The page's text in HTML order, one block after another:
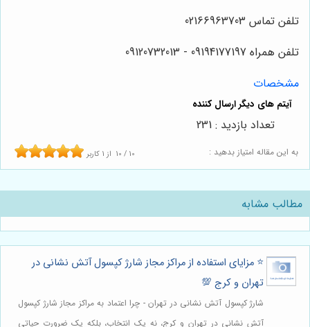
تلفن تماس 02166963703
تلفن همراه 09194177197 - 09120732013
مشخصات
به این مقاله امتیاز بدهید : 10 / 10 از1 کاربر
تعداد بازدید : 231
مطالب مشابه
⭐️ مزایای استفاده از مراکز مجاز شارژ کپسول آتش نشانی در
تهران و کرج 💯
شارژ کپسول آتش نشانی در تهران - چرا اعتماد به مراکز مجاز شارژ کپسول
آتش نشانی در تهران و کرج، نه یک انتخاب، بلکه یک ضرورت حیاتی